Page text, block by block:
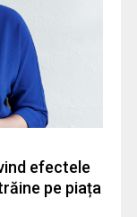
efectele
pe piața